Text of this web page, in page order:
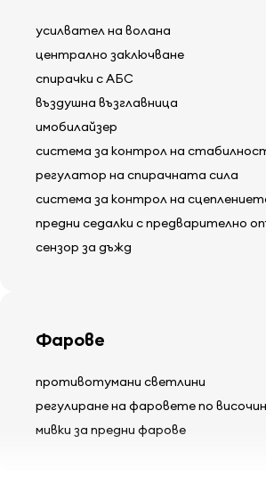
усилвател на волана
централно заключване
спирачки с АБС
въздушна възглавница
имобилайзер
система за контрол на
регулатор на спирачната сила
система за контрол на
предни седалки с предварително
сензор за дъжд
Фарове
противотумани светлини
регулиране на фаровете по
мивки за предни фарове